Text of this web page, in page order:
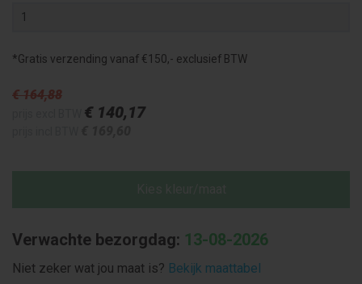
*Gratis verzending vanaf €150,- exclusief BTW
€ 164,88
€ 140,17
Verwachte bezorgdag: 13-08-2026
Niet zeker wat jou maat is? Bekijk maattabel